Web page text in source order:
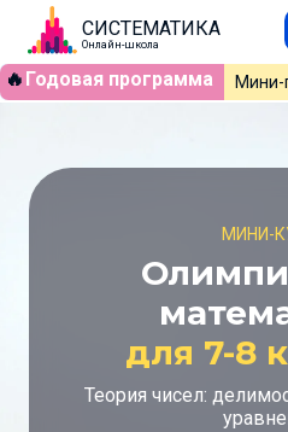
СИСТЕМАТИКА
Онлайн-школа
🔥 Годовая программа Мини-
МИНИ-
для 7-8
Теория чисел: